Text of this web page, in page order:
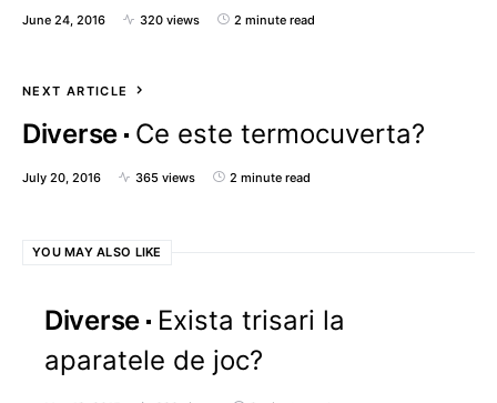
June 24, 2016 320 views 2 minute read
NEXT ARTICLE
Diverse Ce este termocuverta?
July 20, 2016 365 views 2 minute read
YOU MAY ALSO LIKE
Diverse
Exista trisari la
aparatele de joc?